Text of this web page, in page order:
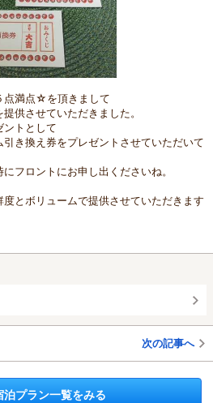
点満点☆を頂きまして
供させていただきました。
ントとして
き換え券をプレゼントさせていただいて
フロントにお申し出くださいね。
とボリュームで提供させていただきます
次の記事へ
泊プラン一覧をみる